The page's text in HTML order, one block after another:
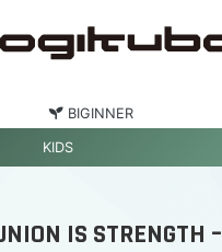
BIGINNER
KIDS
IS STRENGTH –